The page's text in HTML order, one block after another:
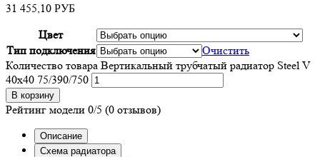
31 455,10 РУБ
Цвет
Тип подключения
Очистить
Количество товара Вертикальный трубчатый радиатор Steel V
40х40 75/390/750
В корзину
Рейтинг модели 0/5 (0 отзывов)
Описание
Схема радиатора